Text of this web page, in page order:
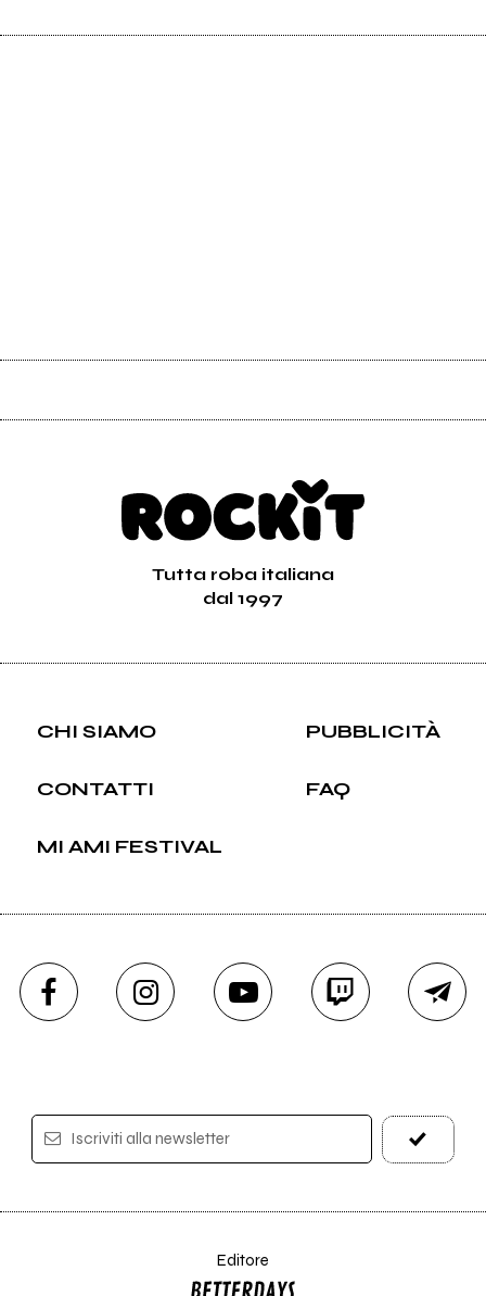
Tutta roba italiana
dal 1997
CHI SIAMO PUBBLICITÀ
CONTATTI FAQ
MI AMI FESTIVAL
Iscriviti alla newsletter
Editore